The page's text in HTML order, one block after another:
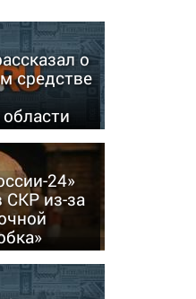
о
средстве
24»
СКР из-за